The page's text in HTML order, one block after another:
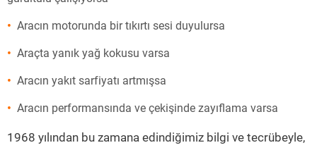
Aracın motorunda bir tıkırtı sesi duyulursa
Araçta yanık yağ kokusu varsa
Aracın yakıt sarfiyatı artmışsa
Aracın performansında ve çekişinde zayıflama varsa
1968 yılından bu zamana edindiğimiz bilgi ve tecrübeyle,